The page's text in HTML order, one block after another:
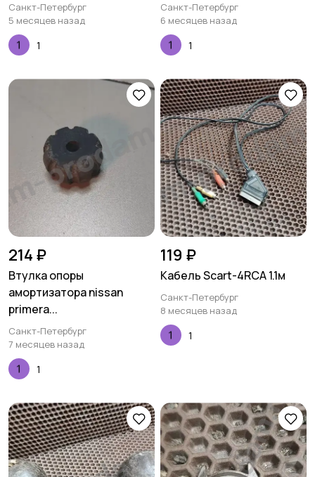
Санкт-Петербург
5 месяцев назад
1
Санкт-Петербург
6 месяцев назад
1
214 ₽
Втулка опоры
амортизатора nissan
primera...
Санкт-Петербург
7 месяцев назад
1
119 ₽
Кабель Scart-4RCA 1.1м
Санкт-Петербург
8 месяцев назад
1